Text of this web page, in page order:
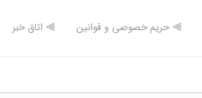
⫸ حریم خصوصی و قوانین ⫸ اتاق خبر